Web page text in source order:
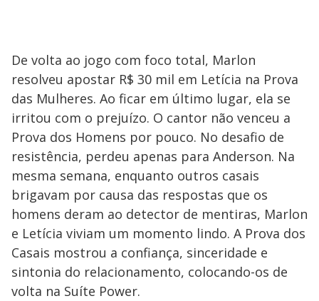
De volta ao jogo com foco total, Marlon
resolveu apostar R$ 30 mil em Letícia na Prova
das Mulheres. Ao ficar em último lugar, ela se
irritou com o prejuízo. O cantor não venceu a
Prova dos Homens por pouco. No desafio de
resistência, perdeu apenas para Anderson. Na
mesma semana, enquanto outros casais
brigavam por causa das respostas que os
homens deram ao detector de mentiras, Marlon
e Letícia viviam um momento lindo. A Prova dos
Casais mostrou a confiança, sinceridade e
sintonia do relacionamento, colocando-os de
volta na Suíte Power.